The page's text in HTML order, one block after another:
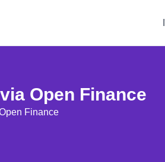
Open Finance
Finance